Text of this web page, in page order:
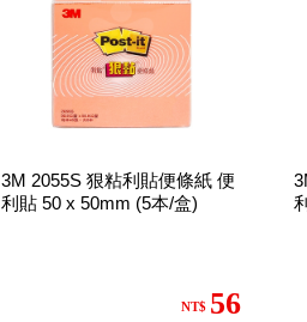
3M 2055S 狠粘利貼便條紙 便
利貼 50 x 50mm (5本/盒)
NT$ 56